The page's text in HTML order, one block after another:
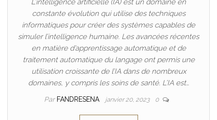
L’intelligence artificielle (IA) est un domaine en
constante évolution qui utilise des techniques
informatiques pour créer des systèmes capables de
simuler l’intelligence humaine. Les avancées récentes
en matière d’apprentissage automatique et de
traitement automatique du langage ont permis une
utilisation croissante de l’IA dans de nombreux
domaines, y compris les soins de santé. L’IA est…
Par FANDRESENA janvier 20, 2023 0